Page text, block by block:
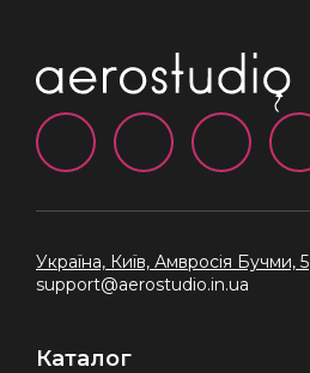
Україна, Київ, Амвросія Бучми, 5
support@aerostudio.in.ua
Каталог